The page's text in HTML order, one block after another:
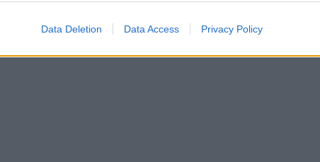
Data Deletion Data Access Privacy Policy